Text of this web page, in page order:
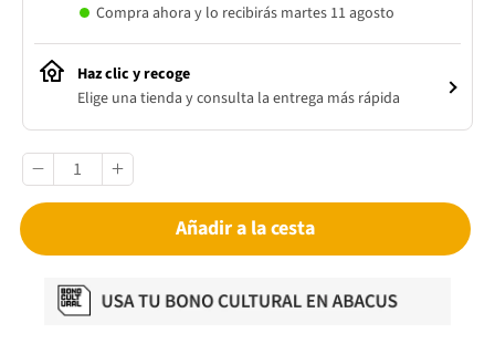
Compra ahora y lo recibirás martes 11 agosto
Haz clic y recoge
Elige una tienda y consulta la entrega más rápida
Añadir a la cesta